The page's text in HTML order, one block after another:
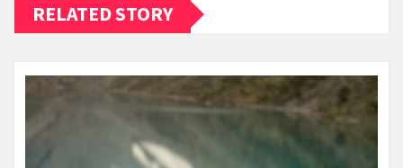
RELATED STORY